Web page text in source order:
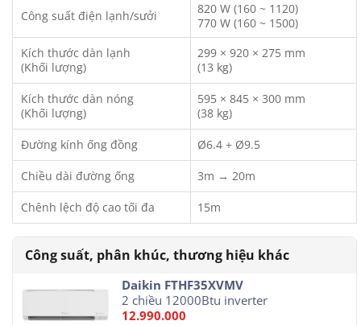
Công suất điện lạnh/sưởi
820 W (160 ~ 1120)
770 W (160 ~ 1500)
Kích thước dàn lạnh
(Khối lượng)
299 × 920 × 275 mm
(13 kg)
Kích thước dàn nóng
(Khối lượng)
595 × 845 × 300 mm
(38 kg)
Đường kính ống đồng Ø6.4 + Ø9.5
Chiều dài đường ống 3m → 20m
Chênh lệch độ cao tối đa 15m
Daikin FTHF35XVMV
2 chiều 12000Btu inverter
12.990.000